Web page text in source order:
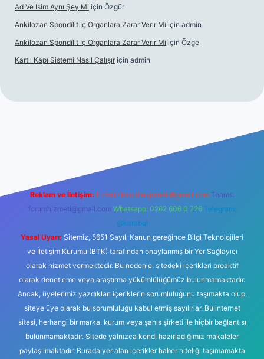
Ad Ve Isim Aynı Şey Mi için Özgür
Ankilozan Spondilit Iç Organlara Zarar Verir Mi için admin
Ankilozan Spondilit Iç Organlara Zarar Verir Mi için Özge
Kartlı Kapı Sistemi Nasıl Çalışır için admin
Reklam ve İletişim: E-mail: backlinkpaneli@gmail.com Teams:
forumhizmeti@gmail.com Whatsapp: 0262 606 0 726 Telegram:
@karabul
Yasal Uyarı: Sitemiz, 5651 Sayılı Kanun gereğince Bilgi Teknolojileri
ve İletişim Kurumu (BTK) tarafından onaylanmış bir Yer Sağlayıcı
olarak hizmet vermektedir. Bu nedenle, sitedeki içerikleri proaktif
olarak denetleme veya araştırma yükümlülüğümüz bulunmamaktadır.
Ancak, üyelerimiz yazdıkları içeriklerin sorumluluğunu taşımakta olup,
siteye üye olarak bu sorumluluğu kabul etmiş sayılırlar. Bu internet
sitesi, herhangi bir marka, kurum veya şahıs şirketi ile hiçbir bağlantısı
bulunmamaktadır. Sitede yalnızca kendi hazırladığımız makaleler
paylaşılmaktadır. Burada yer alan içerikler haber niteliği taşımamakta